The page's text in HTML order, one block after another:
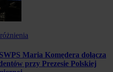
Maria Komędera dołącza
przy Prezesie Polskiej